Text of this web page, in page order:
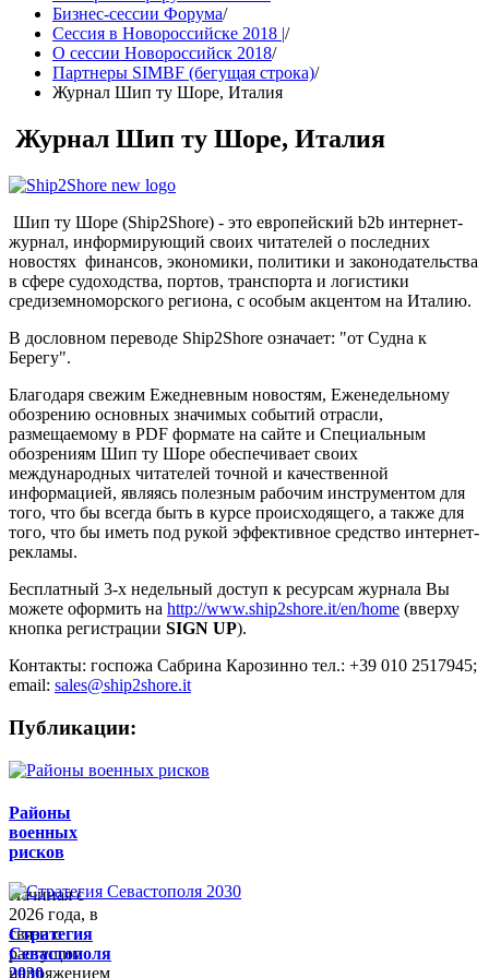
Бизнес-сессии Форума/
Сессия в Новороссийске 2018 |/
О сессии Новороссийск 2018/
Партнеры SIMBF (бегущая строка)/
Журнал Шип ту Шоре, Италия
Журнал Шип ту Шоре, Италия
Шип ту Шоре (Ship2Shore) - это европейский b2b интернет-
журнал, информирующий своих читателей о последних
новостях финансов, экономики, политики и законодательства
в сфере судоходства, портов, транспорта и логистики
средиземноморского региона, с особым акцентом на Италию.
В дословном переводе Ship2Shore означает: "от Судна к
Берегу".
Благодаря свежим Ежедневным новостям, Еженедельному
обозрению основных значимых событий отрасли,
размещаемому в PDF формате на сайте и Специальным
обозрениям Шип ту Шоре обеспечивает своих
международных читателей точной и качественной
информацией, являясь полезным рабочим инструментом для
того, что бы всегда быть в курсе происходящего, а также для
того, что бы иметь под рукой эффективное средство интернет-
рекламы.
Бесплатный 3-х недельный доступ к ресурсам журнала Вы
можете оформить на http://www.ship2shore.it/en/home (вверху
кнопка регистрации SIGN UP).
Контакты: госпожа Сабрина Карозинно тел.: +39 010 2517945;
email: sales@ship2shore.it
Публикации:
Районы
военных
рисков
Начиная с
2026 года, в
связи с
растущим
напряжением
Стратегия
Севастополя
2030